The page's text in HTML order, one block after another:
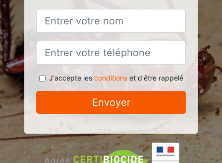
J'accepte les conditionset d'être rappelé
Envoyer